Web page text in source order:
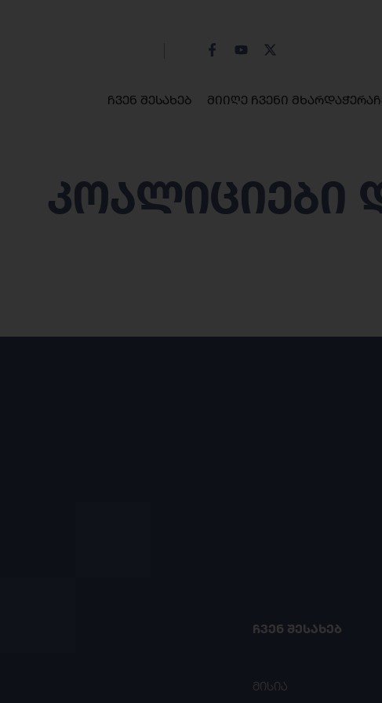
ჩვენ შესახებ მიიღე ჩვენი მხარდაჭერა
კოალიციები
ᲩᲕᲔᲜ ᲨᲔᲡᲐᲮᲔᲑ
მისია